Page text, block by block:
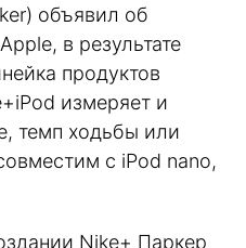
объявил об
в результате
продуктов
измеряет и
темп ходьбы или
с iPod nano,
Nike+ Паркер